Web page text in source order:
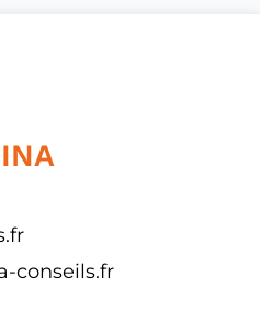
conseils.fr